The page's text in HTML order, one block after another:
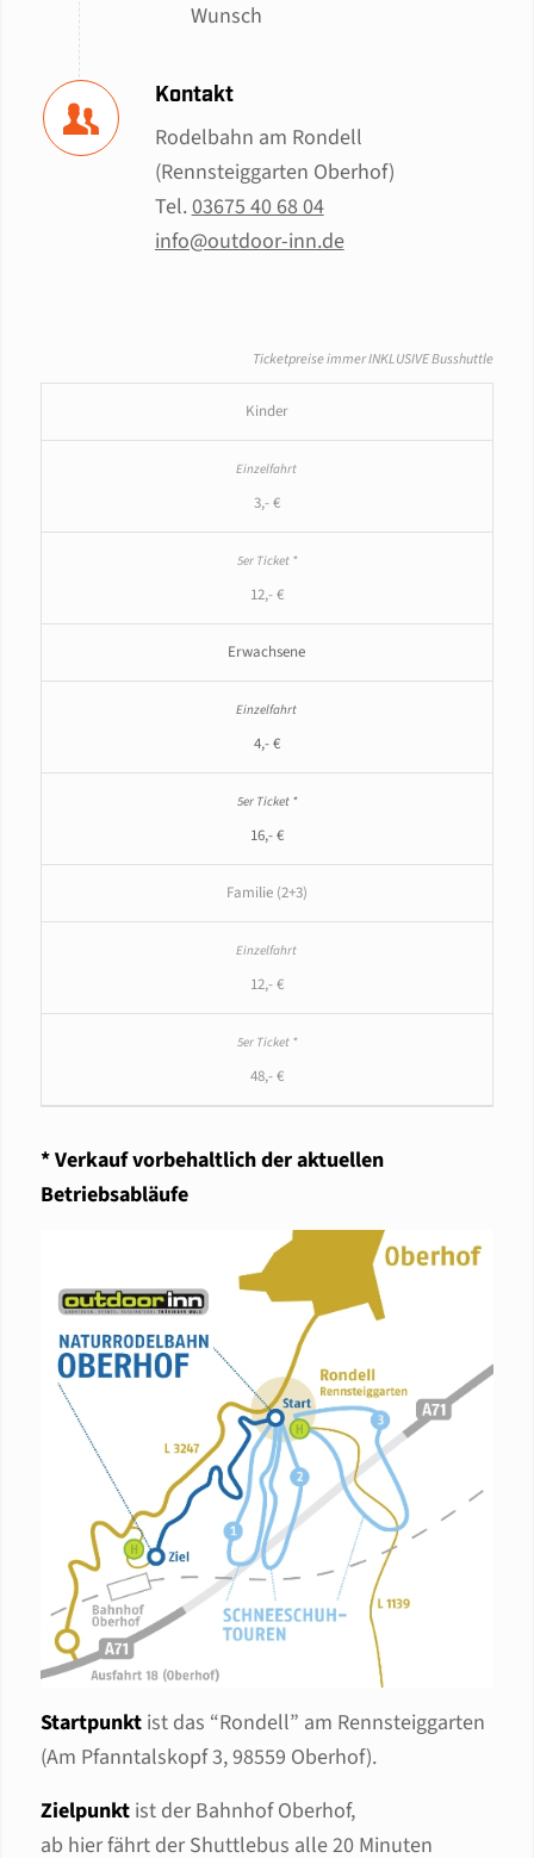
Wunsch
Kontakt
Rodelbahn am Rondell
(Rennsteiggarten Oberhof)
Tel.03675 40 68 04
info@outdoor-inn.de
Ticketpreise immer INKLUSIVE Busshuttle
Kinder
3,- €
12,- €
Erwachsene
4,- €
16,- €
Familie (2+3)
12,- €
48,- €
* Verkauf vorbehaltlich der aktuellen
Betriebsabläufe
Startpunktist das “Rondell” am Rennsteiggarten
(Am Pfanntalskopf 3, 98559 Oberhof).
Zielpunktist der Bahnhof Oberhof,
ab hier fährt der Shuttlebus alle 20 Minuten